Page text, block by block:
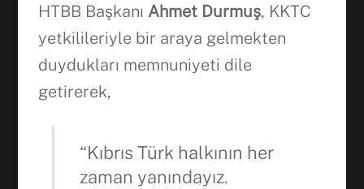
HTBB Başkanı Ahmet Durmuş, KKTC
yetkilileriyle bir araya gelmekten
duydukları memnuniyeti dile
getirerek,
“Kıbrıs Türk halkının her
zaman yanındayız.